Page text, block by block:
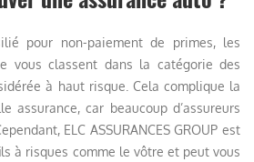
pour non-paiement de primes, les
vous classent dans la catégorie des
à haut risque. Cela complique la
assurance, car beaucoup d’assureurs
ELC ASSURANCES GROUP est
à risques comme le vôtre et peut vous